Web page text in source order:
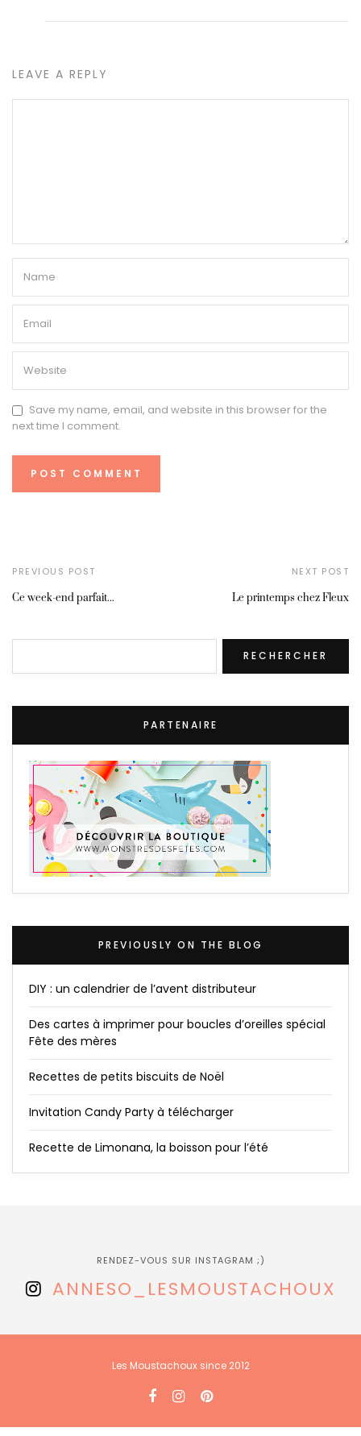
LEAVE A REPLY
Save my name, email, and website in this browser for the
next time I comment.
PREVIOUS POST
Ce week-end parfait...
NEXT POST
Le printemps chez Fleux
RECHERCHER
PARTENAIRE
PREVIOUSLY ON THE BLOG
DIY : un calendrier de l’avent distributeur
Des cartes à imprimer pour boucles d’oreilles spécial
Fête des mères
Recettes de petits biscuits de Noël
Invitation Candy Party à télécharger
Recette de Limonana, la boisson pour l’été
RENDEZ-VOUS SUR INSTAGRAM ;)
ANNESO_LESMOUSTACHOUX
Les Moustachoux since 2012